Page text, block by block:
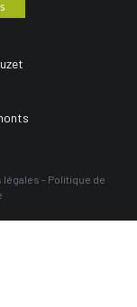
légales - Politique de